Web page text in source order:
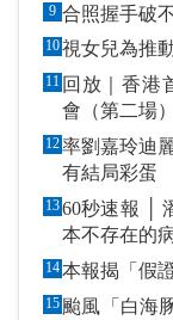
9
10
11 回放｜香港
會（第二場）
12率劉嘉玲迪麗熱巴走
有結局彩蛋
1360秒速報 │ 潘多
本不存在的
14
15 颱風「白海